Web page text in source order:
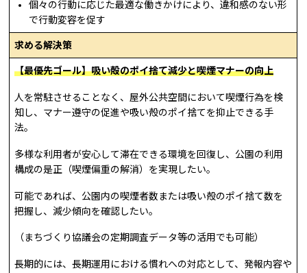
個々の行動に応じた最適な働きかけにより、違和感のない形
で行動変容を促す
求める解決策
【最優先ゴール】吸い殻のポイ捨て減少と喫煙マナーの向上
人を常駐させることなく、屋外公共空間において喫煙行為を検
知し、マナー遵守の促進や吸い殻のポイ捨てを抑止できる手
法。
多様な利用者が安心して滞在できる環境を回復し、公園の利用
構成の是正（喫煙偏重の解消）を実現したい。
可能であれば、公園内の喫煙者数または吸い殻のポイ捨て数を
把握し、減少傾向を確認したい。
（まちづくり協議会の定期調査データ等の活用でも可能）
長期的には、長期運用における慣れへの対応として、発報内容や